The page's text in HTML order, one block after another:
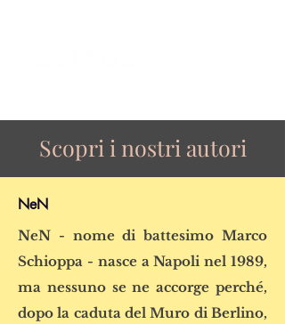
Scopri i nostri autori
NeN
NeN - nome di battesimo Marco
Schioppa - nasce a Napoli nel 1989,
ma nessuno se ne accorge perché,
dopo la caduta del Muro di Berlino,